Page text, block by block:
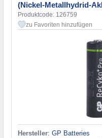
(Nickel-Metallhydrid-
Produktcode: 126759
zu Favoriten hinzufügen
Hersteller: GP Batteries